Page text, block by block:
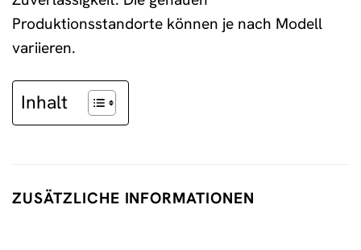
Produktionsstandorte können je nach Modell
variieren.
Inhalt
ZUSÄTZLICHE INFORMATIONEN